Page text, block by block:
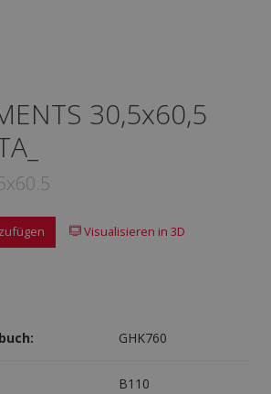
30,5x60,5
Visualisieren in 3D
GHK760
B110